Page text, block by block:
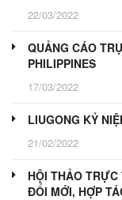
22/03/2022
QUẢNG CÁO
PHILIPPINES
17/03/2022
LIUGONG KỶ
21/02/2022
HỘI THẢO
ĐỔI MỚI, HỢP